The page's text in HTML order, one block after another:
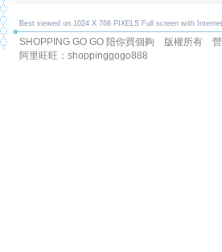
Best viewed on 1024 X 768 PIXELS Full screen with
SHOPPING GO GO 陪你買個夠 版權所有
阿里旺旺：shoppinggogo888